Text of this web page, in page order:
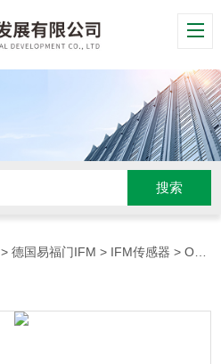
>德国易福门IFM > IFM传感器 > O5D100德国易福门IFM激光测距传感器